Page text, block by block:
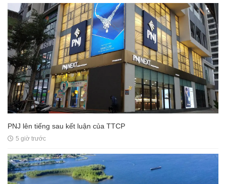
PNJ lên tiếng sau kết luận của TTCP
5 giờ trước